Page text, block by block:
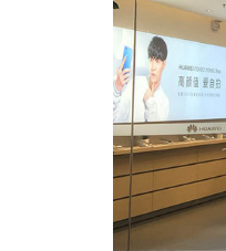
Copy
Link